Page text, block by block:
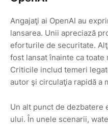
Angajaţi ai OpenAI au
lansarea. Unii apreciază
eforturile de securitate.
fost lansat înainte ca
Criticile includ temeri
autor şi circulaţia rapidă a
Un alt punct de dezbatere
ului. În unele scenarii,